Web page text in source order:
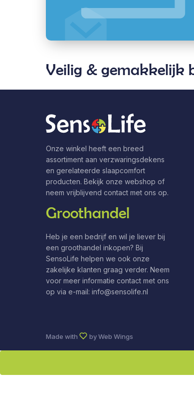
Veilig & gemakkelijk
Onze winkel heeft een breed
assortiment aan verzwaringsdekens
en gerelateerde slaapcomfort
producten. Bekijk onze webshop of
neem vrijblijvend contact met ons op.
Groothandel
Heb je een bedrijf en wil je liever bij
een groothandel inkopen? Bij
SensoLife helpen we ook onze
zakelijke klanten graag verder. Neem
voor meer informatie contact met ons
op via e-mail: info@sensolife.nl
Made with byWeb Wings